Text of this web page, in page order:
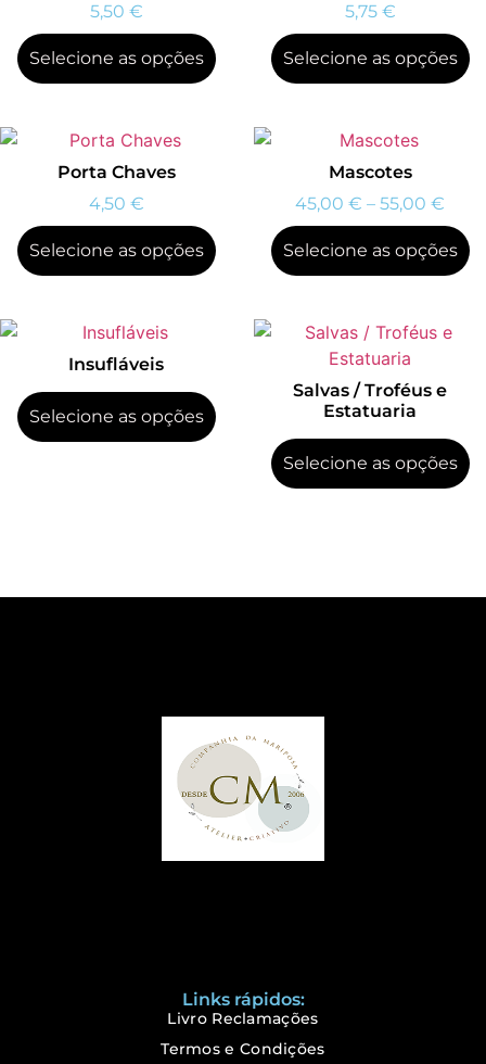
5,50 €
Selecione as opções
5,75 €
Selecione as opções
Porta Chaves
4,50 €
Selecione as opções
Mascotes
45,00 € – 55,00 €
Selecione as opções
Insufláveis
Selecione as opções
Salvas / Troféus e
Estatuaria
Selecione as opções
Links rápidos:
Livro Reclamações
Termos e Condições